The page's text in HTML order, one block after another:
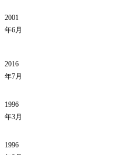
2001
年6月
2016
年7月
1996
年3月
1996